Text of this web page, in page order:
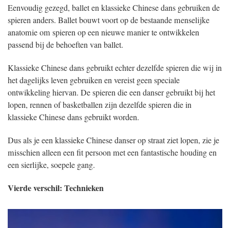
Eenvoudig gezegd, ballet en klassieke Chinese dans gebruiken de
spieren anders. Ballet bouwt voort op de bestaande menselijke
anatomie om spieren op een nieuwe manier te ontwikkelen
passend bij de behoeften van ballet.
Klassieke Chinese dans gebruikt echter dezelfde spieren die wij in
het dagelijks leven gebruiken en vereist geen speciale
ontwikkeling hiervan. De spieren die een danser gebruikt bij het
lopen, rennen of basketballen zijn dezelfde spieren die in
klassieke Chinese dans gebruikt worden.
Dus als je een klassieke Chinese danser op straat ziet lopen, zie je
misschien alleen een fit persoon met een fantastische houding en
een sierlijke, soepele gang.
Vierde verschil: Technieken